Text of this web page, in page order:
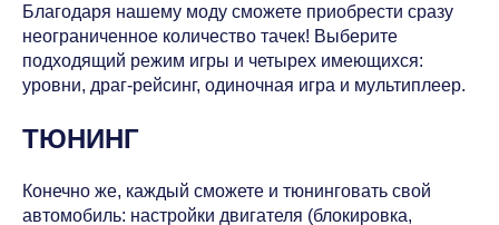
Благодаря нашему моду сможете приобрести сразу
неограниченное количество тачек! Выберите
подходящий режим игры и четырех имеющихся:
уровни, драг-рейсинг, одиночная игра и мультиплеер.
ТЮНИНГ
Конечно же, каждый сможете и тюнинговать свой
автомобиль: настройки двигателя (блокировка,